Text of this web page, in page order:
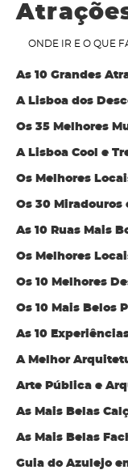
ONDE IR E O QUE
As 10 Grandes
A Lisboa dos
Os 35 Melhores
A Lisboa Cool e
Os Melhores
Os 30 Miradouros
As 10 Ruas Mais
Os Melhores
Os 10 Melhores
Os 10 Mais Belos
As 10
A Melhor
Arte Pública e
As Mais Belas
As Mais Belas
Guia do Azulejo